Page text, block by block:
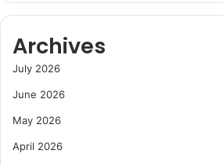
Archives
July 2026
June 2026
May 2026
April 2026